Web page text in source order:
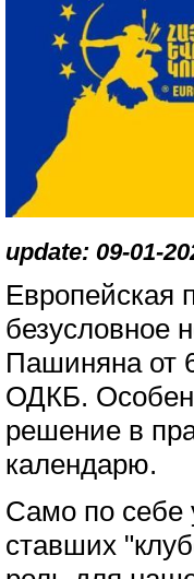
update: 09-01-
Европейская
безусловное
Пашиняна от
ОДКБ.
решение в
календарю.
Само по себе
ставших